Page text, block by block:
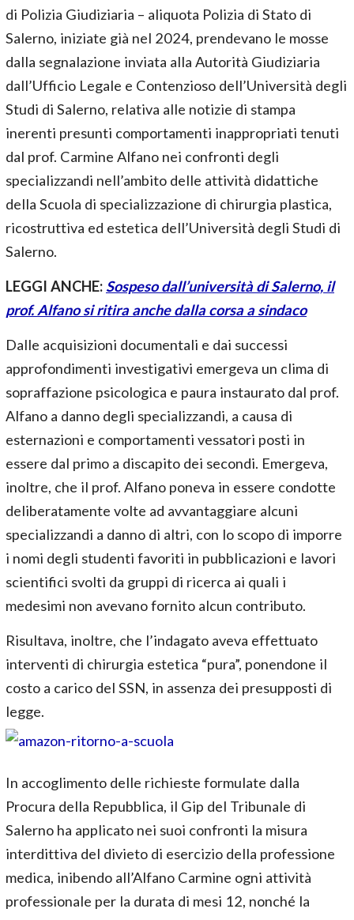
di Polizia Giudiziaria – aliquota Polizia di Stato di
Salerno, iniziate già nel 2024, prendevano le mosse
dalla segnalazione inviata alla Autorità Giudiziaria
dall’Ufficio Legale e Contenzioso dell’Università degli
Studi di Salerno, relativa alle notizie di stampa
inerenti presunti comportamenti inappropriati tenuti
dal prof. Carmine Alfano nei confronti degli
specializzandi nell’ambito delle attività didattiche
della Scuola di specializzazione di chirurgia plastica,
ricostruttiva ed estetica dell’Università degli Studi di
Salerno.
LEGGI ANCHE: Sospeso dall’università di Salerno, il
prof. Alfano si ritira anche dalla corsa a sindaco
Dalle acquisizioni documentali e dai successi
approfondimenti investigativi emergeva un clima di
sopraffazione psicologica e paura instaurato dal prof.
Alfano a danno degli specializzandi, a causa di
esternazioni e comportamenti vessatori posti in
essere dal primo a discapito dei secondi. Emergeva,
inoltre, che il prof. Alfano poneva in essere condotte
deliberatamente volte ad avvantaggiare alcuni
specializzandi a danno di altri, con lo scopo di imporre
i nomi degli studenti favoriti in pubblicazioni e lavori
scientifici svolti da gruppi di ricerca ai quali i
medesimi non avevano fornito alcun contributo.
Risultava, inoltre, che l’indagato aveva effettuato
interventi di chirurgia estetica “pura”, ponendone il
costo a carico del SSN, in assenza dei presupposti di
legge.
In accoglimento delle richieste formulate dalla
Procura della Repubblica, il Gip del Tribunale di
Salerno ha applicato nei suoi confronti la misura
interdittiva del divieto di esercizio della professione
medica, inibendo all’Alfano Carmine ogni attività
professionale per la durata di mesi 12, nonché la